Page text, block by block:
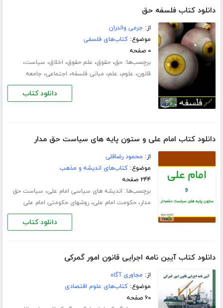
دانلود کتاب فلسفه حق
از:جرمی والدران
موضوع:کتاب‌های فلسفی
۰ صفحه
برچسب‌ها:حق،حقوق، علم حقوق، اخلاق، سیاست،
قانون، علوم، علم، مبانی فلسفه، اجتماعی، جامعه
دانلود کتاب
دانلود کتاب امام علی و ستون پایه های سیاست حق مدار
از: محمود رضاقلی
موضوع:کتاب‌های اندیشه و مذهب
۲۴۴ صفحه
برچسب‌ها: اندیشه های سیاسی امام علی، سیاست حق
مدار،حکومت امام علی،روشهای حکومتی امام علی
دانلود کتاب
دانلود کتاب آیین نامه اجرایی قانون امور گمرکی
از: مجاوری آگاه
موضوع:کتاب‌های علوم اقتصادی
۶۰ صفحه